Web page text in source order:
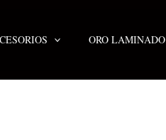
ORO LAMINADO